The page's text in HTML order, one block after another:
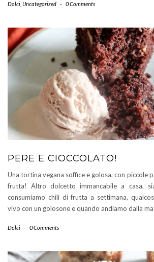
Dolci Uncategorized - 0 Comments
PERE E CIOCCOLATO!
Una tortina vegana soffice e golosa, con piccole
frutta! Altro dolcetto immancabile a casa,
consumiamo chili di frutta a settimana,
vivo con un golosone e quando andiamo dalla
Dolci - 0 Comments